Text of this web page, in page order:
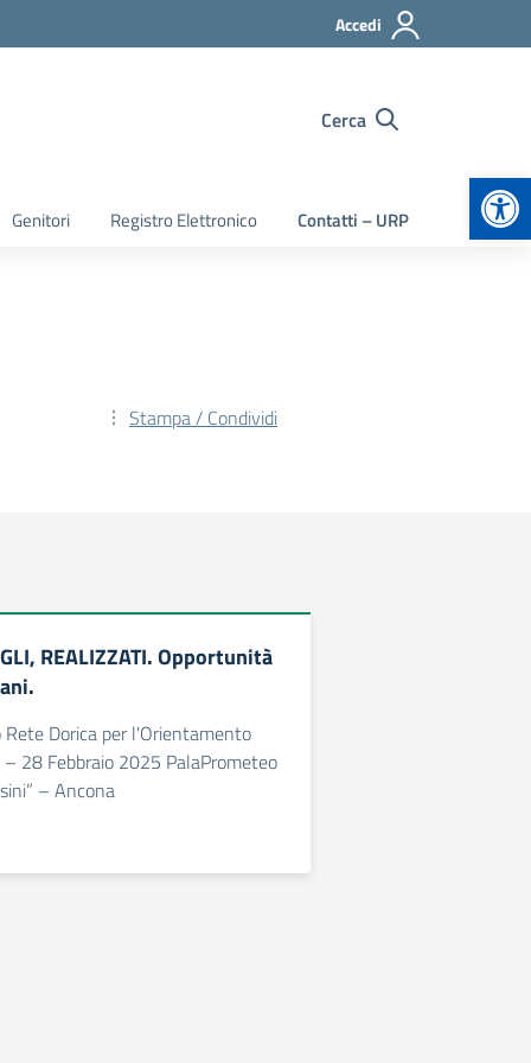
Accedi
Cerca
Genitori Registro Elettronico Contatti – URP
Stampa / Condividi
REALIZZATI. Opportunità
Dorica per l'Orientamento
28 Febbraio 2025 PalaPrometeo
– Ancona